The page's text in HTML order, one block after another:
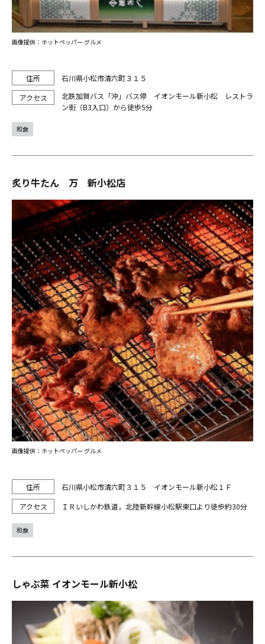
石川県小松市清六町３１５
北鉄加賀バス「沖」バス停 イオンモール新小松 レストラ
ン街（B3入口）から徒歩5分
画像提供：ホットペッパー グルメ
和食
炙り牛たん 万 新小松店
石川県小松市清六町３１５ イオンモール新小松１Ｆ
ＩＲいしかわ鉄道，北陸新幹線小松駅東口より徒歩約30分
画像提供：ホットペッパー グルメ
和食
しゃぶ菜 イオンモール新小松